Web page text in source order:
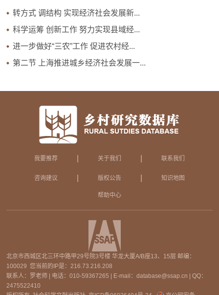
转方式 调结构 实现经济社会发展新...
科学运筹 创新工作 努力实现县域经...
进一步做好“三农”工作 促进农村经...
第二节 上海推进城乡经济社会发展一...
我要推荐 关于我们 联系我们
咨询建议 版权公告 知识地图
帮助中心
北京市西城区北三环中路甲29号院3号楼 华龙大厦A/B座13、15层 邮编：
100029 您当前的IP是： 216.73.216.208
联系人：罗老师 | 电话：010-59367265 | E-mail：database@ssap.cn | QQ：
2475522410